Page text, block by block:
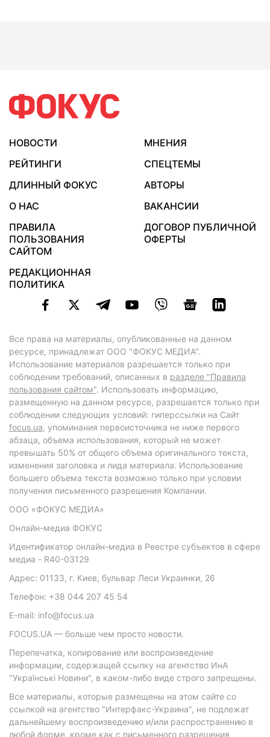
НОВОСТИ
МНЕНИЯ
РЕЙТИНГИ
СПЕЦТЕМЫ
ДЛИННЫЙ ФОКУС
АВТОРЫ
О НАС
ВАКАНСИИ
ПРАВИЛА
ПОЛЬЗОВАНИЯ
САЙТОМ
ДОГОВОР ПУБЛИЧНОЙ
ОФЕРТЫ
РЕДАКЦИОННАЯ
ПОЛИТИКА
Все права на материалы, опубликованные на данном
ресурсе, принадлежат ООО "ФОКУС МЕДИА".
Использование материалов разрешается только при
соблюдении требований, описанных в разделе "Правила
пользования сайтом". Использовать информацию,
размещенную на данном ресурсе, разрешается только при
соблюдении следующих условий: гиперссылки на Сайт
focus.ua, упоминания первоисточника не ниже первого
абзаца, объема использования, который не может
превышать 50% от общего объема оригинального текста,
изменения заголовка и лида материала. Использование
большего объема текста возможно только при условии
получения письменного разрешения Компании.
ООО «ФОКУС МЕДИА»
Онлайн-медиа ФОКУС
Идентификатор онлайн-медиа в Реестре субъектов в сфере
медиа - R40-03129
Адрес: 01133, г. Киев, бульвар Леси Украинки, 26
Телефон: +38 044 207 45 54
E-mail: info@focus.ua
FOCUS.UA — больше чем просто новости.
Перепечатка, копирование или воспроизведение
информации, содержащей ссылку на агентство ИнА
"Українські Новини", в каком-либо виде строго запрещены.
Все материалы, которые размещены на этом сайте со
ссылкой на агентство "Интерфакс-Украина", не подлежат
дальнейшему воспроизведению и/или распространению в
любой форме, кроме как с письменного разрешения